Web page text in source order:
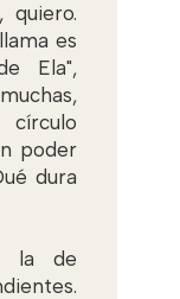
quiero.
es
Ela",
círculo
poder
dura
la de